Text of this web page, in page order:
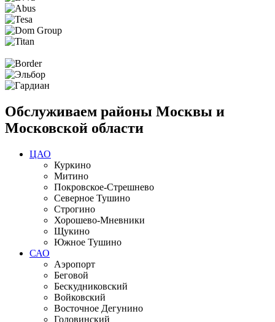
Обслуживаем районы Москвы и
Московской области
ЦАО
Куркино
Митино
Покровское-Стрешнево
Северное Тушино
Строгино
Хорошево-Мневники
Щукино
Южное Тушино
САО
Аэропорт
Беговой
Бескудниковский
Войковский
Восточное Дегунино
Головинский